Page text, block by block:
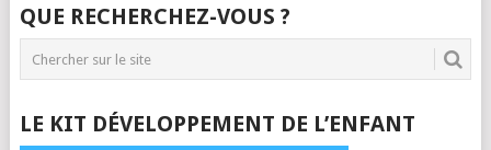
QUE RECHERCHEZ-VOUS ?
LE KIT DÉVELOPPEMENT DE L’ENFANT